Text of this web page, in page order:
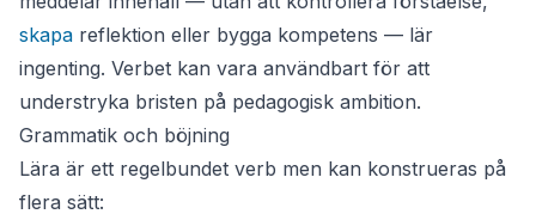
skapa reflektion eller bygga kompetens — lär
ingenting. Verbet kan vara användbart för att
understryka bristen på pedagogisk ambition.
Grammatik och böjning
Lära är ett regelbundet verb men kan konstrueras på
flera sätt: